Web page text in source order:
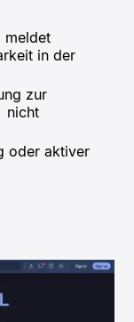
meldet
in der
zur
nicht
oder aktiver